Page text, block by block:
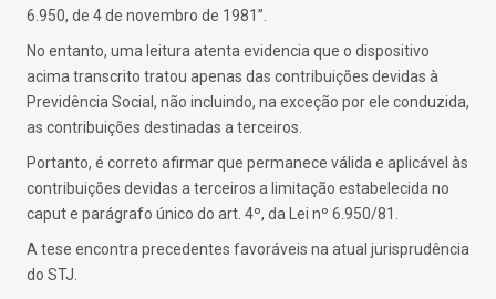
6.950, de 4 de novembro de 1981”.
No entanto, uma leitura atenta evidencia que o dispositivo
acima transcrito tratou apenas das contribuições devidas à
Previdência Social, não incluindo, na exceção por ele conduzida,
as contribuições destinadas a terceiros.
Portanto, é correto afirmar que permanece válida e aplicável às
contribuições devidas a terceiros a limitação estabelecida no
caput e parágrafo único do art. 4º, da Lei nº 6.950/81.
A tese encontra precedentes favoráveis na atual jurisprudência
do STJ.